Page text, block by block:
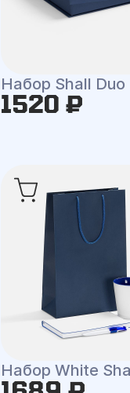
Набор Shall Duo
1520 ₽
Набор White